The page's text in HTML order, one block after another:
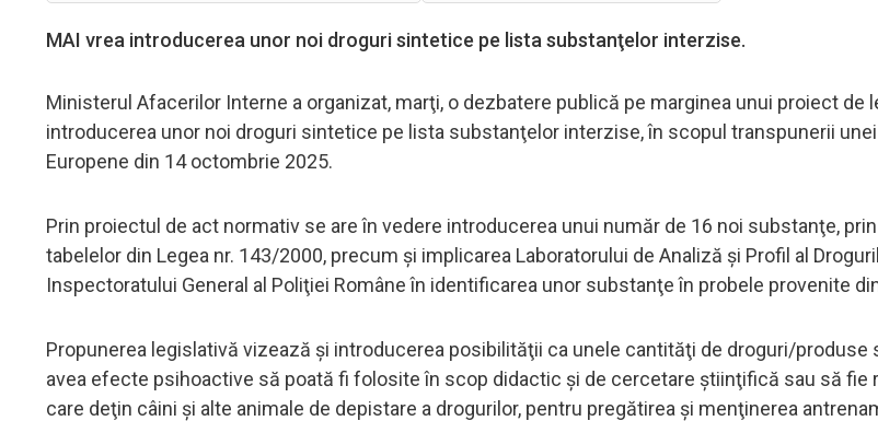
MAI vrea introducerea unor noi droguri sintetice pe lista substanţelor interzise.
Ministerul Afacerilor Interne a organizat, marţi, o dezbatere publică pe marginea unui proiect de
introducerea unor noi droguri sintetice pe lista substanţelor interzise, în scopul transpunerii
Europene din 14 octombrie 2025.
Prin proiectul de act normativ se are în vedere introducerea unui număr de 16 noi substanţe,
tabelelor din Legea nr. 143/2000, precum şi implicarea Laboratorului de Analiză şi Profil al
Inspectoratului General al Poliţiei Române în identificarea unor substanţe în probele provenite
Propunerea legislativă vizează şi introducerea posibilităţii ca unele cantităţi de droguri/produse
avea efecte psihoactive să poată fi folosite în scop didactic şi de cercetare ştiinţifică sau să
care deţin câini şi alte animale de depistare a drogurilor, pentru pregătirea şi menţinerea